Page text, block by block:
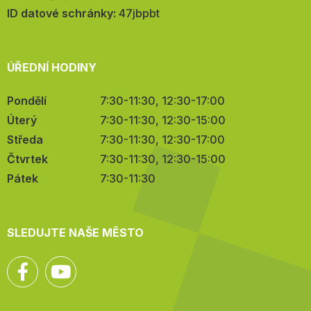
mail:
ID datové schránky: 47jbpbt
ÚŘEDNÍ HODINY
Pondělí
7:30-11:30, 12:30-17:00
Úterý
7:30-11:30, 12:30-15:00
Středa
7:30-11:30, 12:30-17:00
Čtvrtek
7:30-11:30, 12:30-15:00
Pátek
7:30-11:30
SLEDUJTE NAŠE MĚSTO
Facebook